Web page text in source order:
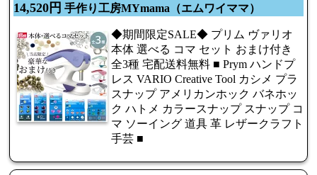
14,520円 手作り工房MYmama（エムワイママ）
◆期間限定SALE◆ プリム ヴァリオ
本体 選べる コマ セット おまけ付き
全3種 宅配送料無料 ■ Prym ハンドプ
レス VARIO Creative Tool カシメ プラ
スナップ アメリカンホック バネホッ
ク ハトメ カラースナップ スナップ コ
マ ソーイング 道具 革 レザークラフト
手芸 ■